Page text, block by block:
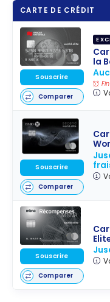
CARTE DE CRÉDIT
la
Souscrire
Comparer
Souscrire
Comparer
Souscrire
Comparer